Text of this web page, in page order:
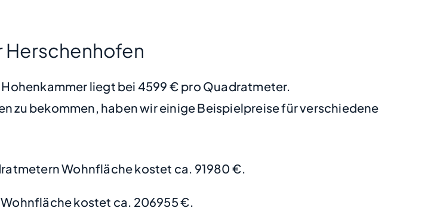
Herschenhofen
liegt bei 4599 € pro Quadratmeter.
zu bekommen, haben wir einige Beispielpreise für verschiedene
Wohnfläche kostet ca. 91980 €.
kostet ca. 206955 €.